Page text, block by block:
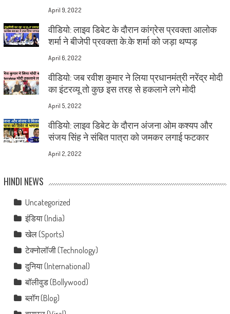
April 9, 2022
वीडियो: लाइव डिबेट के दौरान कांग्रेस प्रवक्ता आलोक
शर्मा ने बीजेपी प्रवक्ता के.के शर्मा को जड़ा थप्पड़
April 6, 2022
वीडियो: जब रवीश कुमार ने लिया प्रधानमंत्री नरेंद्र मोदी
का इंटरव्यू तो कुछ इस तरह से हकलाने लगे मोदी
April 5, 2022
वीडियो: लाइव डिबेट के दौरान अंजना ओम कश्यप और
संजय सिंह ने संबित पात्रा को जमकर लगाई फटकार
April 2, 2022
HINDI NEWS
Uncategorized
इंडिया (India)
खेल (Sports)
टेक्नोलॉजी (Technology)
दुनिया (International)
बॉलीवुड (Bollywood)
ब्लॉग (Blog)